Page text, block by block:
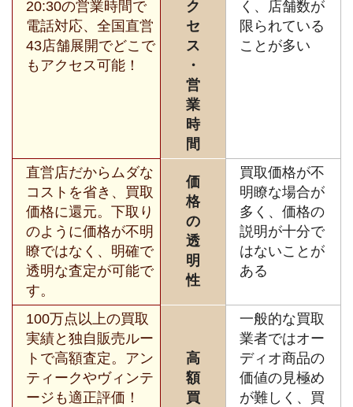
20:30の営業時間で
電話対応、全国直営
43店舗展開でどこで
もアクセス可能！
ク
セ
ス
・
営
業
時
間
く、店舗数が
限られている
ことが多い
直営店だからムダな
コストを省き、買取
価格に還元。下取り
のように価格が不明
瞭ではなく、明確で
透明な査定が可能で
す。
価
格
の
透
明
性
買取価格が不
明瞭な場合が
多く、価格の
説明が十分で
はないことが
ある
100万点以上の買取
実績と独自販売ルー
トで高額査定。アン
ティークやヴィンテ
ージも適正評価！
高
額
買
一般的な買取
業者ではオー
ディオ商品の
価値の見極め
が難しく、買